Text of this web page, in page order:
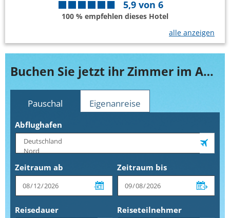
5,9 von 6
100 % empfehlen dieses Hotel
alle anzeigen
Buchen Sie jetzt ihr Zimmer im Amora Beach Resort Phuket
Pauschal Eigenanreise
Abflughafen
Zeitraum ab Zeitraum bis
Reisedauer Reiseteilnehmer